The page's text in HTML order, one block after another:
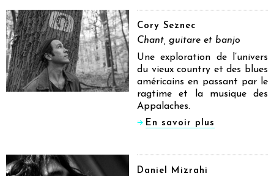
Cory Seznec
Chant, guitare et banjo
Une exploration de l’univers
du vieux country et des blues
américains en passant par le
ragtime et la musique des
Appalaches.
En savoir plus
Daniel Mizrahi